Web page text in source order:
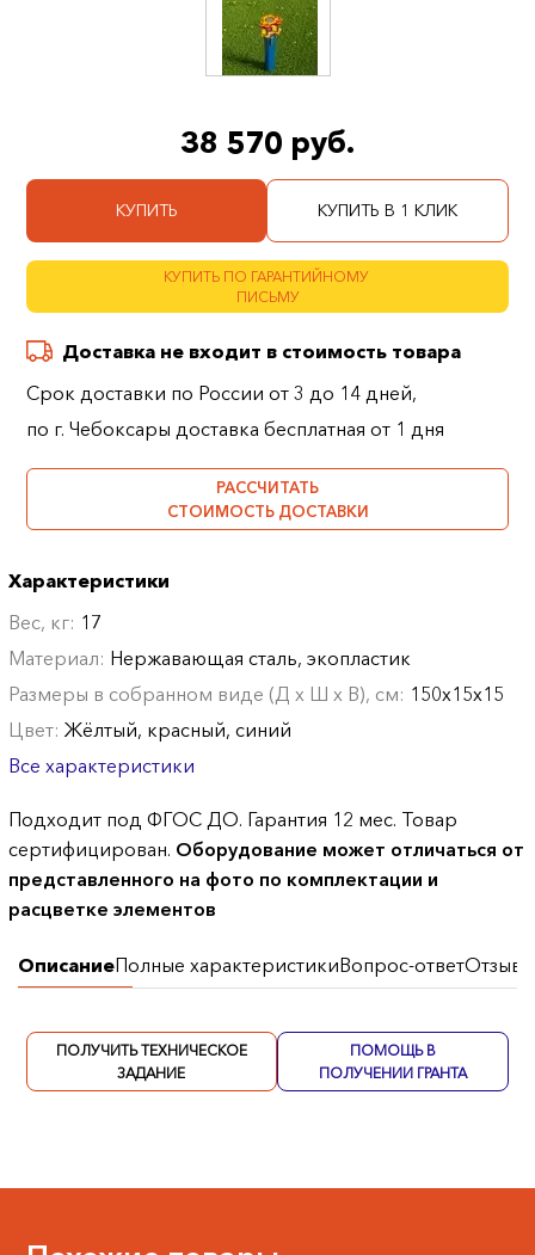
38 570 руб.
КУПИТЬ КУПИТЬ В 1 КЛИК
КУПИТЬ ПО ГАРАНТИЙНОМУ
ПИСЬМУ
Доставка не входит в стоимость товара
Срок доставки по России от 3 до 14 дней,
по г. Чебоксары доставка бесплатная от 1 дня
РАССЧИТАТЬ
СТОИМОСТЬ ДОСТАВКИ
Характеристики
Вес, кг: 17
Материал: Нержавающая сталь, экопластик
Размеры в собранном виде (Д х Ш х В), см: 150х15х15
Цвет:Жёлтый, красный, синий
Все характеристики
Подходит под ФГОС ДО. Гарантия 12 мес. Товар
сертифицирован. Оборудование может отличаться от
представленного на фото по комплектации и
расцветке элементов
ОписаниеПолные характеристикиВопрос-ответОтзывы
ПОЛУЧИТЬ ТЕХНИЧЕСКОЕ
ЗАДАНИЕ
ПОМОЩЬ В
ПОЛУЧЕНИИ ГРАНТА